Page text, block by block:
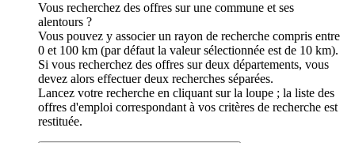
Vous recherchez des offres sur une commune et ses
alentours ?
Vous pouvez y associer un rayon de recherche compris entre
0 et 100 km (par défaut la valeur sélectionnée est de 10 km).
Si vous recherchez des offres sur deux départements, vous
devez alors effectuer deux recherches séparées.
Lancez votre recherche en cliquant sur la loupe ; la liste des
offres d'emploi correspondant à vos critères de recherche est
restituée.